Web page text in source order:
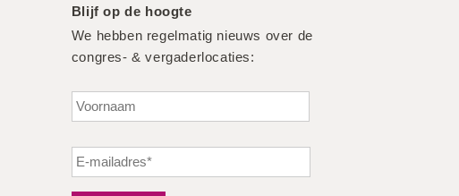
Blijf op de hoogte
We hebben regelmatig nieuws over de
congres- & vergaderlocaties: